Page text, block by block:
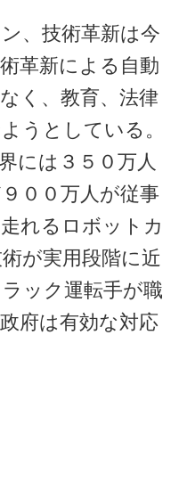
、技術革新は今
革新による自動
く、教育、法律
うとしている。
には３５０万人
００万人が従事
れるロボットカ
が実用段階に近
ック運転手が職
府は有効な対応